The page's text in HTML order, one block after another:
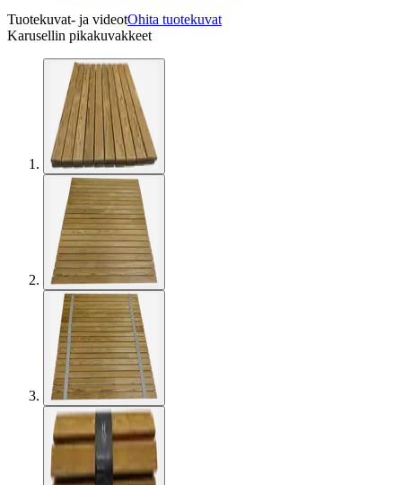
Tuotekuvat- ja videotOhita tuotekuvat
Karusellin pikakuvakkeet